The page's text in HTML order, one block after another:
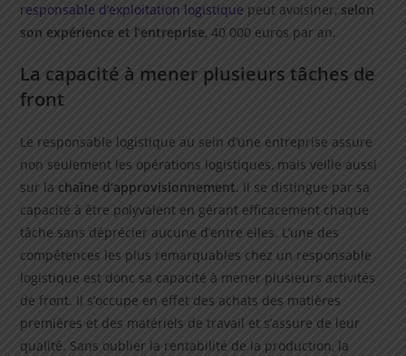
responsable d’exploitation logistique peut avoisiner, selon
son expérience et l’entreprise, 40 000 euros par an.
La capacité à mener plusieurs tâches de
front
Le responsable logistique au sein d’une entreprise assure
non seulement les opérations logistiques, mais veille aussi
sur la chaîne d’approvisionnement. Il se distingue par sa
capacité à être polyvalent en gérant efficacement chaque
tâche sans déprécier aucune d’entre elles. L’une des
compétences les plus remarquables chez un responsable
logistique est donc sa capacité à mener plusieurs activités
de front. Il s’occupe en effet des achats des matières
premières et des matériels de travail et s’assure de leur
qualité. Sans oublier la rentabilité de la production, la